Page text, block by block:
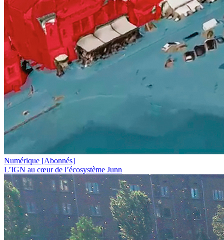
Numérique [Abonnés]
L’IGN au cœur de l’écosystème Junn